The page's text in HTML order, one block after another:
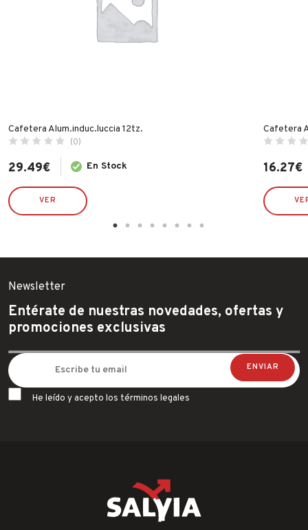
Cafetera Alum.induc.luccia 12tz.
(0)
29.49€ En Stock
VER
Cafetera
16.27€
Newsletter
Entérate de nuestras novedades, ofertas y
promociones exclusivas
He leído y acepto los términos legales